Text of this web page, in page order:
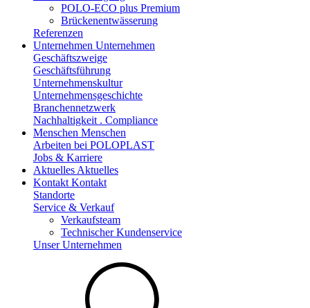
POLO-ECO plus Premium
Brückenentwässerung
Referenzen
Unternehmen Unternehmen
Geschäftszweige
Geschäftsführung
Unternehmenskultur
Unternehmensgeschichte
Branchennetzwerk
Nachhaltigkeit . Compliance
Menschen Menschen
Arbeiten bei POLOPLAST
Jobs & Karriere
Aktuelles Aktuelles
Kontakt Kontakt
Standorte
Service & Verkauf
Verkaufsteam
Technischer Kundenservice
Unser Unternehmen